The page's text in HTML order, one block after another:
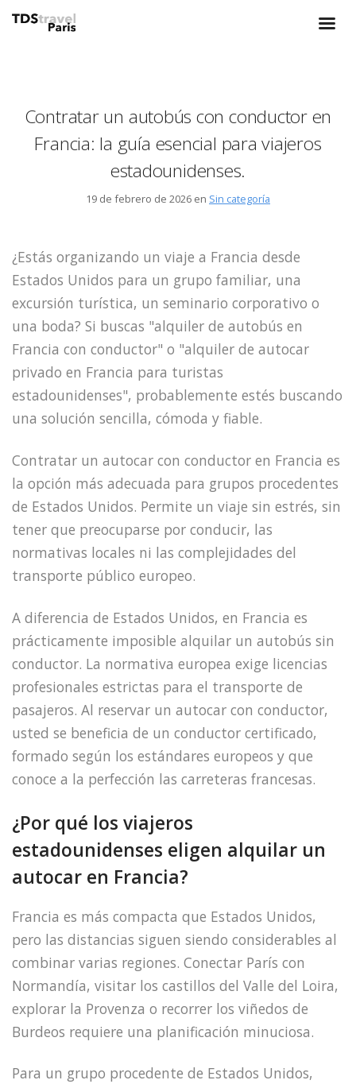
Contratar un autobús con conductor en
Francia: la guía esencial para viajeros
estadounidenses.
19 de febrero de 2026 en Sin categoría
¿Estás organizando un viaje a Francia desde
Estados Unidos para un grupo familiar, una
excursión turística, un seminario corporativo o
una boda? Si buscas "alquiler de autobús en
Francia con conductor" o "alquiler de autocar
privado en Francia para turistas
estadounidenses", probablemente estés buscando
una solución sencilla, cómoda y fiable.
Contratar un autocar con conductor en Francia es
la opción más adecuada para grupos procedentes
de Estados Unidos. Permite un viaje sin estrés, sin
tener que preocuparse por conducir, las
normativas locales ni las complejidades del
transporte público europeo.
A diferencia de Estados Unidos, en Francia es
prácticamente imposible alquilar un autobús sin
conductor. La normativa europea exige licencias
profesionales estrictas para el transporte de
pasajeros. Al reservar un autocar con conductor,
usted se beneficia de un conductor certificado,
formado según los estándares europeos y que
conoce a la perfección las carreteras francesas.
¿Por qué los viajeros
estadounidenses eligen alquilar un
autocar en Francia?
Francia es más compacta que Estados Unidos,
pero las distancias siguen siendo considerables al
combinar varias regiones. Conectar París con
Normandía, visitar los castillos del Valle del Loira,
explorar la Provenza o recorrer los viñedos de
Burdeos requiere una planificación minuciosa.
Para un grupo procedente de Estados Unidos,